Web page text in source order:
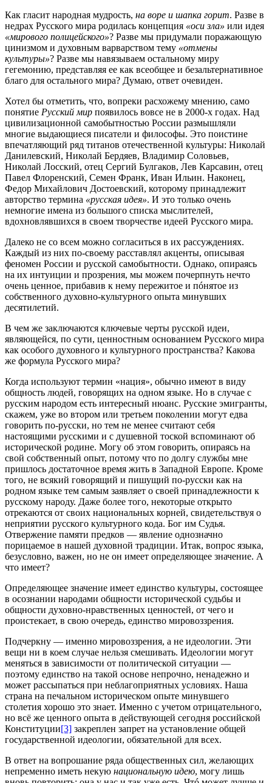
Как гласит народная мудрость, на воре и шапка горит. Разве в
недрах Русского мира родилась концепция «оси зла» или идея
«мирового полицейского»? Разве мы придумали поражающую
цинизмом и духовным варварством тему «отмены
культуры»? Разве мы навязываем остальному миру
гегемонию, представляя ее как всеобщее и безальтернативное
благо для остального мира? Думаю, ответ очевиден.
Хотел бы отметить, что, вопреки расхожему мнению, само
понятие Русский мир появилось вовсе не в 2000-х годах. Над
цивилизационной самобытностью России размышляли
многие выдающиеся писатели и философы. Это поистине
впечатляющий ряд титанов отечественной культуры: Николай
Данилевский, Николай Бердяев, Владимир Соловьев,
Николай Лосский, отец Сергий Булгаков, Лев Карсавин, отец
Павел Флоренский, Семен Франк, Иван Ильин. Наконец,
Федор Михайлович Достоевский, которому принадлежит
авторство термина «русская идея». И это только очень
немногие имена из большого списка мыслителей,
вдохновлявшихся в своем творчестве идеей Русского мира.
Далеко не со всем можно согласиться в их рассуждениях.
Каждый из них по-своему расставлял акценты, описывая
феномен России и русской самобытности. Однако, опираясь
на их интуиции и прозрения, мы можем почерпнуть нечто
очень ценное, прибавив к нему пережитое и пóнятое из
собственного духовно-культурного опыта минувших
десятилетий.
В чем же заключаются ключевые черты русской идеи,
являющейся, по сути, ценностным основанием Русского мира
как особого духовного и культурного пространства? Какова
же формула Русского мира?
Когда используют термин «нация», обычно имеют в виду
общность людей, говорящих на одном языке. Но в случае с
русским народом есть интересный нюанс. Русские эмигранты,
скажем, уже во втором или третьем поколении могут едва
говорить по-русски, но тем не менее считают себя
настоящими русскими и с душевной тоской вспоминают об
исторической родине. Могу об этом говорить, опираясь на
свой собственный опыт, потому что по долгу службы мне
пришлось достаточное время жить в Западной Европе. Кроме
того, не всякий говорящий и пишущий по-русски как на
родном языке тем самым заявляет о своей принадлежности к
русскому народу. Даже более того, некоторые открыто
отрекаются от своих национальных корней, свидетельствуя о
неприятии русского культурного кода. Бог им Судья.
Отвержение памяти предков — явление однозначно
порицаемое в нашей духовной традиции. Итак, вопрос языка,
безусловно, важен, но не он имеет определяющее значение. А
что имеет?
Определяющее значение имеет единство культуры, состоящее
в осознании народами общности исторической судьбы и
общности духовно-нравственных ценностей, от чего и
проистекает, в свою очередь, единство мировоззрения.
Подчеркну — именно мировоззрения, а не идеологии. Эти
вещи ни в коем случае нельзя смешивать. Идеологии могут
меняться в зависимости от политической ситуации —
поэтому единство на такой основе непрочно, ненадежно и
может рассыпаться при неблагоприятных условиях. Наша
страна на печальном историческом опыте минувшего
столетия хорошо это знает. Именно с учетом отрицательного,
но всё же ценного опыта в действующей сегодня российской
Конституции[3] закреплен запрет на установление общей
государственной идеологии, обязательной для всех.
В ответ на вопрошание ряда общественных сил, желающих
непременно иметь некую национальную идею, могу лишь